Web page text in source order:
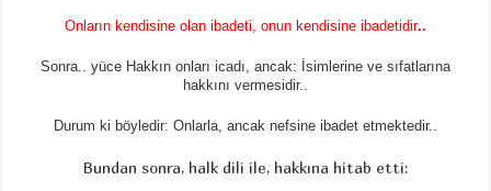
Onların kendisine olan ibadeti, onun kendisine ibadetidir..
Sonra.. yüce Hakkın onları icadı, ancak: İsimlerine ve sıfatlarına
hakkını vermesidir..
Durum ki böyledir: Onlarla, ancak nefsine ibadet etmektedir..
Bundan sonra, halk dili ile, hakkına hitab etti: